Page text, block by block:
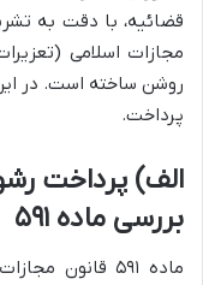
مجازات اسلامی
روشن ساخته است. در
پرداخت.
الف) پرداخت
بررسی ماده ۵۹۱
ماده ۵۹۱ قانون